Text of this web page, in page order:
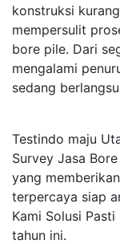
konstruksi
mempersulit
bore pile. Dari
mengalami
sedang
Testindo maju
Survey Jasa
yang
terpercaya siap
Kami Solusi
tahun ini.